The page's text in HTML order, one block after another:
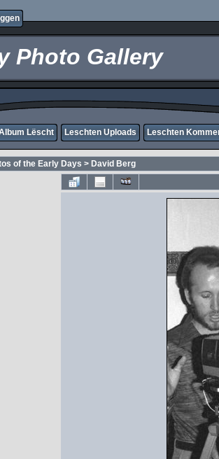
Photo Gallery
Lëscht Leschten Uploads Leschten
of the Early Days > David Berg